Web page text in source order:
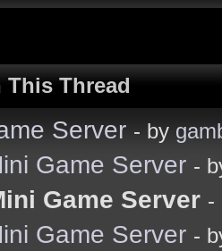
This Thread
Server - by
Game Server -
Game Server -
Game Server -